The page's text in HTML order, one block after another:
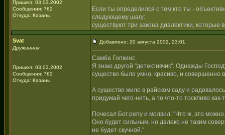
Пришел: 03.03.2002
Сообщения: 762
Откуда: Казань
Если ты определился с тем кто ты -
следующему шагу:
существуют три закона диалектики, которые
Svat
Дружинник
Пришел: 03.03.2002
Сообщения: 762
Откуда: Казань
Добавлено: 20 августа 2002, 23:01
Самба Гопкинс
Я знаю другой "детективчик". Однажды
существо было умно, красиво, и совершенно
А существо жило в райском саду и
придумай чего-нить, а то что-то тоскливо как-
Почесал Бог репу и молвил: "Что ж, это
Оно будет сильным, но далеко не таким
не будет скучной."